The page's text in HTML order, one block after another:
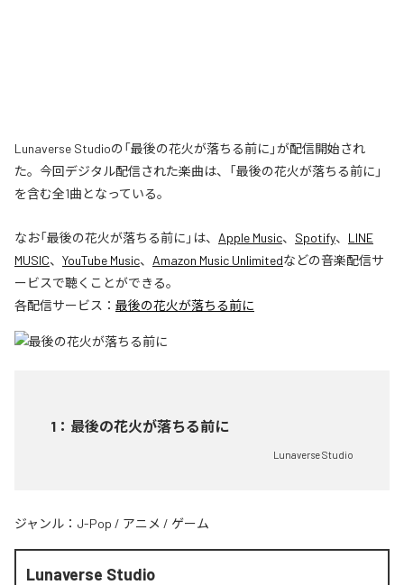
Lunaverse Studioの「最後の花火が落ちる前に」が配信開始され
た。今回デジタル配信された楽曲は、「最後の花火が落ちる前に」
を含む全1曲となっている。
なお「最後の花火が落ちる前に 」は、 Apple Music、 Spotify、 LINE
MUSIC、 YouTube Music、 Amazon Music Unlimitedなどの音楽配信サ
ービスで聴くことができる。
各配信サービス： 最後の花火が落ちる前に
1 ： 最後の花火が落ちる前に
Lunaverse Studio
ジャンル： J-Pop / アニメ / ゲーム
Lunaverse Studio